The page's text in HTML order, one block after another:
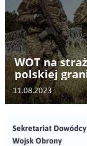
WOT na
polskiej
11.08.2023
Sekretariat Dowódcy
Wojsk Obrony